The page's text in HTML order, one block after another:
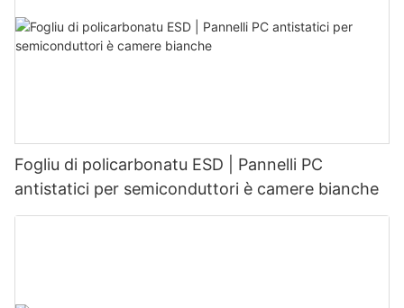
Fogliu di policarbonatu ESD | Pannelli PC
antistatici per semiconduttori è camere bianche